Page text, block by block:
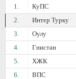
1.
КуПС
2.
Интер Турку
3.
Оулу
4.
Гнистан
5.
ХЖК
6.
ВПС